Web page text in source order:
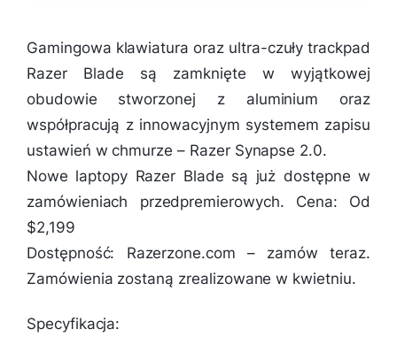
Gamingowa klawiatura oraz ultra-czuły trackpad
Razer Blade są zamknięte w wyjątkowej
obudowie stworzonej z aluminium oraz
współpracują z innowacyjnym systemem zapisu
ustawień w chmurze – Razer Synapse 2.0.
Nowe laptopy Razer Blade są już dostępne w
zamówieniach przedpremierowych. Cena: Od
$2,199
Dostępność: Razerzone.com – zamów teraz.
Zamówienia zostaną zrealizowane w kwietniu.
Specyfikacja: